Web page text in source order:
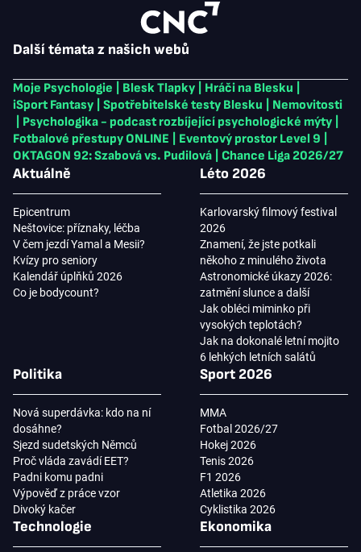
Další témata z našich webů
Moje Psychologie Blesk Tlapky Hráči na Blesku
iSport Fantasy
Spotřebitelské testy Blesku
Nemovitosti
Psychologika - podcast rozbíjející psychologické mýty
Fotbalové přestupy ONLINE
Eventový prostor Level 9
OKTAGON 92: Szabová vs. Pudilová
Chance Liga 2026/27
Aktuálně
Epicentrum
Neštovice: příznaky, léčba
V čem jezdí Yamal a Mesii?
Kvízy pro seniory
Kalendář úplňků 2026
Co je bodycount?
Léto 2026
Karlovarský filmový festival
2026
Znamení, že jste potkali
někoho z minulého života
Astronomické úkazy 2026:
zatmění slunce a další
Jak obléci miminko při
vysokých teplotách?
Jak na dokonalé letní mojito
6 lehkých letních salátů
Politika
Nová superdávka: kdo na ní
dosáhne?
Sjezd sudetských Němců
Proč vláda zavádí EET?
Padni komu padni
Výpověď z práce vzor
Divoký kačer
Sport 2026
MMA
Fotbal 2026/27
Hokej 2026
Tenis 2026
F1 2026
Atletika 2026
Cyklistika 2026
Technologie Ekonomika